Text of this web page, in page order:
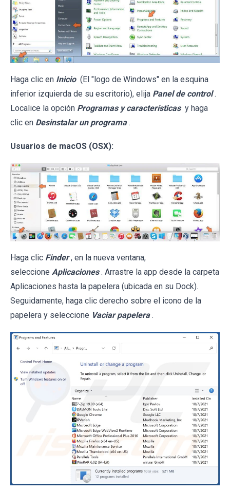
Haga clic en Inicio (El "logo de Windows" en la esquina
inferior izquierda de su escritorio), elija Panel de control .
Localice la opción Programas y características y haga
clic en Desinstalar un programa .
Usuarios de macOS (OSX):
Haga clic Finder , en la nueva ventana,
seleccione Aplicaciones . Arrastre la app desde la carpeta
Aplicaciones hasta la papelera (ubicada en su Dock).
Seguidamente, haga clic derecho sobre el icono de la
papelera y seleccione Vaciar papelera .